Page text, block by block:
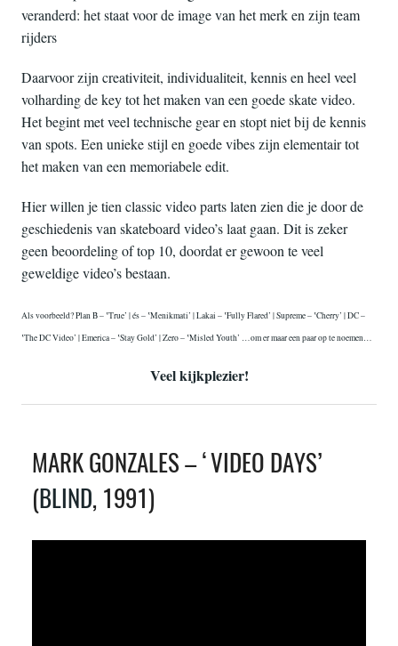
veranderd: het staat voor de image van het merk en zijn team
rijders
Daarvoor zijn creativiteit, individualiteit, kennis en heel veel
volharding de key tot het maken van een goede skate video.
Het begint met veel technische gear en stopt niet bij de kennis
van spots. Een unieke stijl en goede vibes zijn elementair tot
het maken van een memoriabele edit.
Hier willen je tien classic video parts laten zien die je door de
geschiedenis van skateboard video’s laat gaan. Dit is zeker
geen beoordeling of top 10, doordat er gewoon te veel
geweldige video’s bestaan.
Als voorbeeld? Plan B – ‛True’ | és – ‛Menikmati’ | Lakai – ‛Fully Flared’ | Supreme – ‛Cherry’ | DC –
‛The DC Video’ | Emerica – ‛Stay Gold’ | Zero – ‛Misled Youth’ …om er maar een paar op te noemen…
Veel kijkplezier!
MARK GONZALES – ‘VIDEO DAYS’
(BLIND, 1991)